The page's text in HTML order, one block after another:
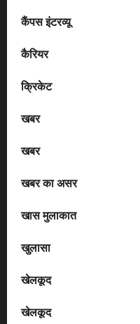
कैंपस इंटरव्यू
कैरियर
क्रिकेट
खबर
खबर
खबर का असर
खास मुलाकात
खुलासा
खेलकूद
खेलकूद